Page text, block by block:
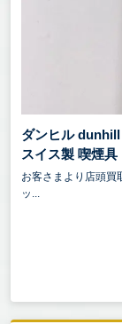
ダンヒル
スイス製 喫煙具
お客さまより店頭買
ッ...